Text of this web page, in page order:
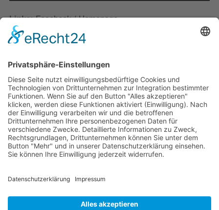
Management Platform&eRecht24
Links: Facebook/Homepage
KATEGORIEN: Electronic
SCHLAGWÖRTER: d.i.m. electronic floating jape
VORHERIGER BEITRAG
Klub Kommanders: Thunder Mixtape
NÄCHSTER BEITRAG